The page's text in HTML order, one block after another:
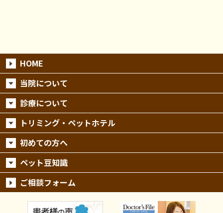
HOME
当院について
診療について
トリミング・ペットホテル
初めての方へ
ペット豆知識
ご相談フォーム